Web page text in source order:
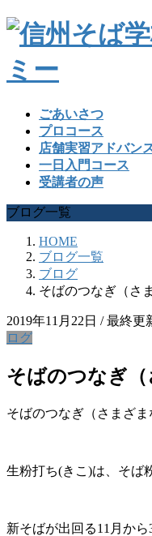
ごあいさつ
プロコース
店舗実習アドバン
一日入門コース
受講者の声
ブログ一覧
HOME
ブログ一覧
ブログ
そばのつなぎ（さ
2019年11月22日 / 最終更
ログ
そばのつなぎ（
そばのつなぎ（さまざま
生粉打ち(きこ)は、そば
新そばが出回る11月から